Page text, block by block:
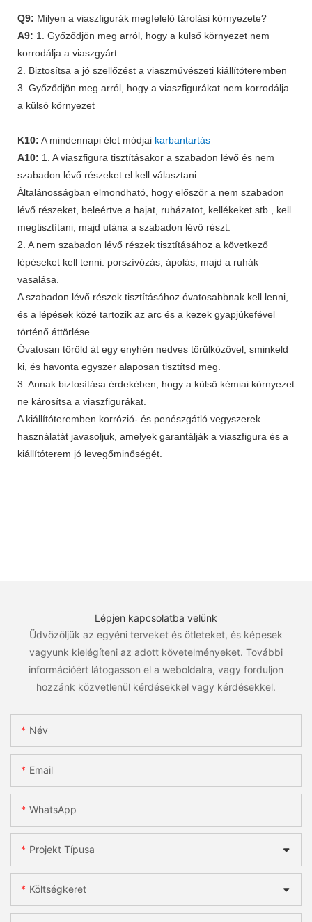
Q9: Milyen a viaszfigurák megfelelő tárolási környezete?
A9: 1. Győződjön meg arról, hogy a külső környezet nem
korrodálja a viaszgyárt.
2. Biztosítsa a jó szellőzést a viaszművészeti kiállítóteremben
3. Győződjön meg arról, hogy a viaszfigurákat nem korrodálja
a külső környezet
K10: A mindennapi élet módjai karbantartás
A10: 1. A viaszfigura tisztításakor a szabadon lévő és nem
szabadon lévő részeket el kell választani.
Általánosságban elmondható, hogy először a nem szabadon
lévő részeket, beleértve a hajat, ruházatot, kellékeket stb., kell
megtisztítani, majd utána a szabadon lévő részt.
2. A nem szabadon lévő részek tisztításához a következő
lépéseket kell tenni: porszívózás, ápolás, majd a ruhák
vasalása.
A szabadon lévő részek tisztításához óvatosabbnak kell lenni,
és a lépések közé tartozik az arc és a kezek gyapjúkefével
történő áttörlése.
Óvatosan töröld át egy enyhén nedves törülközővel, sminkeld
ki, és havonta egyszer alaposan tisztítsd meg.
3. Annak biztosítása érdekében, hogy a külső kémiai környezet
ne károsítsa a viaszfigurákat.
A kiállítóteremben korrózió- és penészgátló vegyszerek
használatát javasoljuk, amelyek garantálják a viaszfigura és a
kiállítóterem jó levegőminőségét.
Lépjen kapcsolatba velünk
Üdvözöljük az egyéni terveket és ötleteket, és képesek
vagyunk kielégíteni az adott követelményeket. További
információért látogasson el a weboldalra, vagy forduljon
hozzánk közvetlenül kérdésekkel vagy kérdésekkel.
Név
Email
WhatsApp
Projekt Típusa
Költségkeret